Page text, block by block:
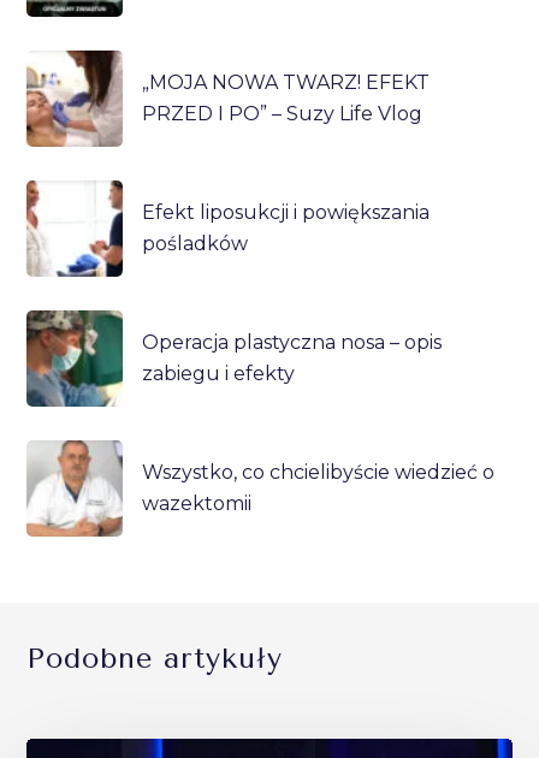
„MOJA NOWA TWARZ! EFEKT
PRZED I PO” – Suzy Life Vlog
Efekt liposukcji i powiększania
pośladków
Operacja plastyczna nosa – opis
zabiegu i efekty
Wszystko, co chcielibyście wiedzieć o
wazektomii
Podobne artykuły